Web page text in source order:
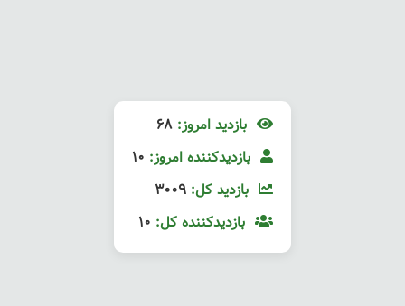
بازدید امروز:
بازدیدکننده امروز:
بازدید کل:
بازدیدکننده کل: